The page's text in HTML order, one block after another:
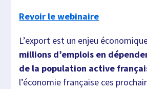
Revoir le webinaire
L’export est un enjeu
millions d’emplois en
de la population active
l’économie française ces